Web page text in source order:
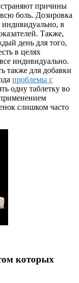
причины
боль. Дозировка
индивидуально, в
Также,
день для того,
в целях
индивидуально.
также для добавки
проблемы с
одну таблетку во
слишком часто
которых